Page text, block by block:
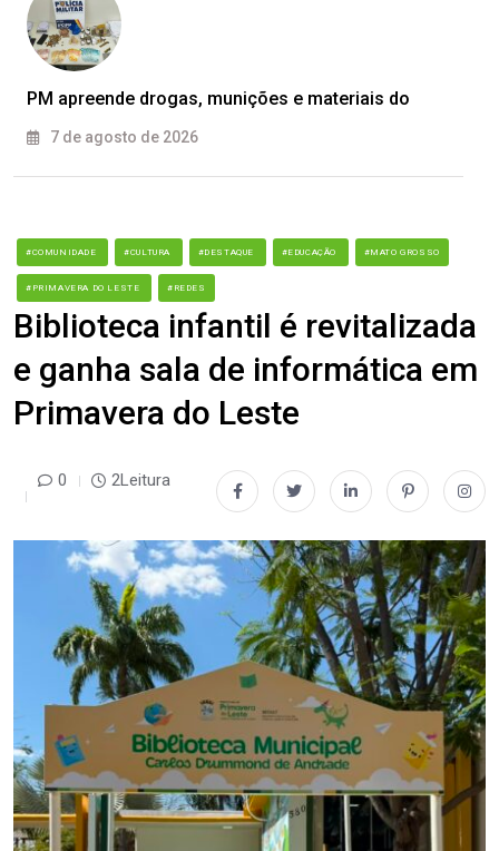
PM apreende drogas, munições e materiais do
7 de agosto de 2026
#COMUNIDADE #CULTURA #DESTAQUE #EDUCAÇÃO #MATO GROSSO
#PRIMAVERA DO LESTE #REDES
Biblioteca infantil é revitalizada
e ganha sala de informática em
Primavera do Leste
0 2Leitura